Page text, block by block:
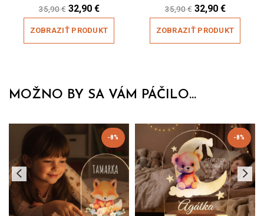
35,90€ Original
price
was:
35,90 €.
32,90 €Current
price
is:
32,90 €.
ZOBRAZIŤ PRODUKT
35,90€ Original
price
was:
35,90 €.
32,90 €Current
price
is:
32,90 €.
ZOBRAZIŤ PRODUKT
MOŽNO BY SA VÁM PÁČILO...
-8% -8%